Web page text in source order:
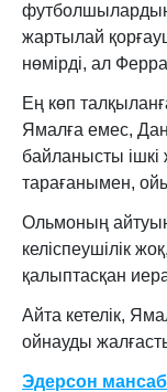
жартылай
нөмірді, ал
Ең көп
Ямалға емес,
байланысты ішкі
тарағанымен,
Ольмоның
келіспеушілік
қалыптасқан
Айта кетелік,
ойнауды
Эдерсон